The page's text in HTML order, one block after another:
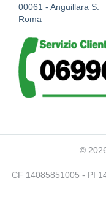
00061 - Anguillara S.
Roma
©
CF 14085851005 - PI